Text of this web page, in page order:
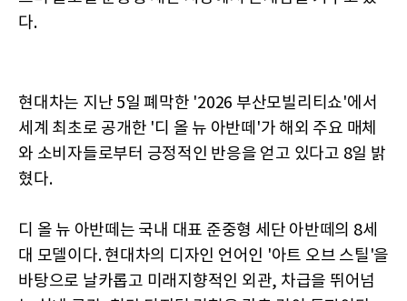
다.
현대차는 지난 5일 폐막한 '2026 부산모빌리티쇼'에서
세계 최초로 공개한 '디 올 뉴 아반떼'가 해외 주요 매체
와 소비자들로부터 긍정적인 반응을 얻고 있다고 8일 밝
혔다.
디 올 뉴 아반떼는 국내 대표 준중형 세단 아반떼의 8세
대 모델이다. 현대차의 디자인 언어인 '아트 오브 스틸'을
바탕으로 날카롭고 미래지향적인 외관, 차급을 뛰어넘